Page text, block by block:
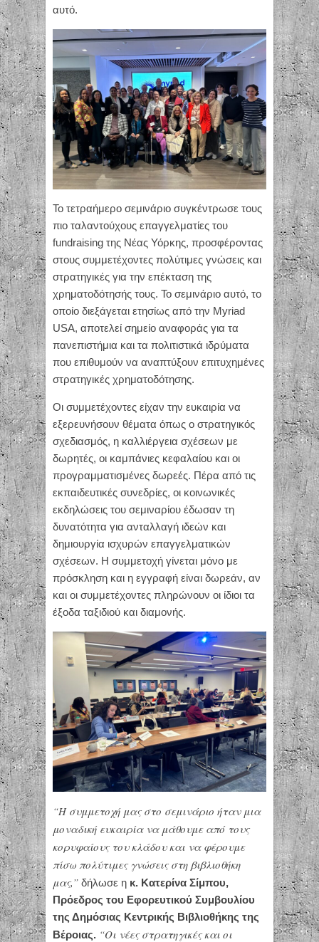
αυτό.
Το τετραήμερο σεμινάριο συγκέντρωσε τους
πιο ταλαντούχους επαγγελματίες του
fundraising της Νέας Υόρκης, προσφέροντας
στους συμμετέχοντες πολύτιμες γνώσεις και
στρατηγικές για την επέκταση της
χρηματοδότησής τους. Το σεμινάριο αυτό, το
οποίο διεξάγεται ετησίως από την Myriad
USA, αποτελεί σημείο αναφοράς για τα
πανεπιστήμια και τα πολιτιστικά ιδρύματα
που επιθυμούν να αναπτύξουν επιτυχημένες
στρατηγικές χρηματοδότησης.
Οι συμμετέχοντες είχαν την ευκαιρία να
εξερευνήσουν θέματα όπως ο στρατηγικός
σχεδιασμός, η καλλιέργεια σχέσεων με
δωρητές, οι καμπάνιες κεφαλαίου και οι
προγραμματισμένες δωρεές. Πέρα από τις
εκπαιδευτικές συνεδρίες, οι κοινωνικές
εκδηλώσεις του σεμιναρίου έδωσαν τη
δυνατότητα για ανταλλαγή ιδεών και
δημιουργία ισχυρών επαγγελματικών
σχέσεων. Η συμμετοχή γίνεται μόνο με
πρόσκληση και η εγγραφή είναι δωρεάν, αν
και οι συμμετέχοντες πληρώνουν οι ίδιοι τα
έξοδα ταξιδιού και διαμονής.
“Η συμμετοχή μας στο σεμινάριο ήταν μια
μοναδική ευκαιρία να μάθουμε από τους
κορυφαίους του κλάδου και να φέρουμε
πίσω πολύτιμες γνώσεις στη βιβλιοθήκη
μας,” δήλωσε η κ. Κατερίνα Σίμπου,
Πρόεδρος του Εφορευτικού Συμβουλίου
της Δημόσιας Κεντρικής Βιβλιοθήκης της
Βέροιας. “Οι νέες στρατηγικές και οι